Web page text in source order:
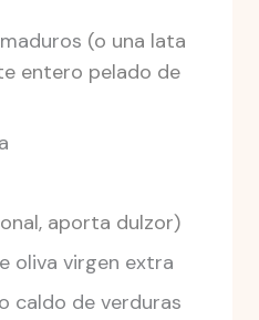
(o una lata
entero pelado de
aporta dulzor)
oliva virgen extra
caldo de verduras